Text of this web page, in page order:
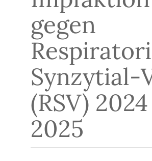
gegen
Synzytial-
(RSV) 2024
2025